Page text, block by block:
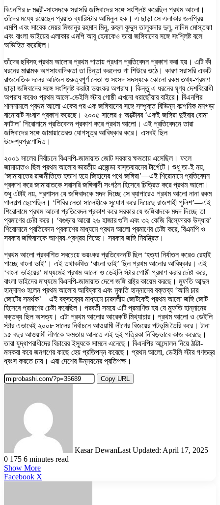
বিএনপির ৮ মন্ত্রী-সাংসদকে সরাসরি জঙ্গিবাদের সঙ্গে সংশ্লিষ্ট করেছিল প্রথম আলো।
তাঁদের মধ্যে রয়েছেন প্রয়াত ব্যারিস্টার আমিনুল হক। এ ছাড়া সে এলাকার জনপ্রিয়
এমপি এবং সাবেক মেয়র মিজানুর রহমান মিনু, রুহুল কুদ্দুস তালুকদার দুলু, নাদিম মোস্তফা
এবং বাংলা ভাইয়ের এলাকার এমপি আবু হেনাকেও তারা জঙ্গিবাদের সঙ্গে সংশ্লিষ্ট বলে
অভিহিত করেছিল।
তাঁদের ছবিসহ প্রথম আলোর প্রথম পাতায় প্রধান প্রতিবেদন প্রকাশ করা হয়। এটি কী
ধরনের মারাত্মক অপসাংবাদিকতা তা চিন্তা করলেও গা শিউরে ওঠে। কারণ সরাসরি একটি
রাজনৈতিক দলের আটজন গুরুত্বপূর্ণ নেতা ও সংসদ সদস্যকে কোনো রকম তথ্য-প্রমাণ
ছাড়া জঙ্গিবাদের সঙ্গে সংশ্লিষ্ট করাটা ভয়ংকর অপরাধ। কিন্তু এ ধরনের ঘৃণ্য দেশবিরোধী
অপরাধ করেও প্রথম আলো-ডেইলি স্টার গোষ্ঠী এখনো ধরাছোঁয়ার বাইরে। বিএনপির
শাসনামলে প্রথম আলো একের পর এক জঙ্গিবাদের সঙ্গে সম্পৃক্ত বিভিন্ন কাল্পনিক মনগড়া
বানোয়াট সংবাদ প্রকাশ করেছে। ২০০৫ সালের ৫ অক্টোবর ‘একই জঙ্গিরা দুইবার বোমা
ফাটাল’ শিরোনামে প্রতিবেদন প্রকাশ করে প্রথম আলো। এই প্রতিবেদনে তারা
জঙ্গিবাদের সঙ্গে জামায়াতেরও যোগসূত্র আবিষ্কার করে। এসবই ছিল
উদ্দেশ্যপ্রণোদিত।
২০০১ সালের নির্বাচনে বিএনপি-জামায়াত জোট সরকার ক্ষমতায় এসেছিল। ফলে
জামায়াতও ছিল প্রথম আলোর ভারতীয় এজেন্ডা বাস্তবায়নের টার্গেটে। শুধু তা-ই নয়,
‘জামায়াতের রাজনীতিতে হতাশ হয়ে জিহাদের পথে জঙ্গিরা’—এই শিরোনামে প্রতিবেদন
প্রকাশ করে জামায়াতকে সরাসরি জঙ্গিবাদী সংগঠন হিসেবে চিত্রিত করে প্রথম আলো।
শুধু এটাই নয়, প্রশাসন যে জঙ্গিবাদকে মদদ দিচ্ছে সে ব্যাপারেও প্রথম আলো নানা রকম
গালগল্প ছেপেছিল। ‘শিবির নেতা সালেহীকে সুযোগ করে দিয়েছে রাজশাহী পুলিশ’—এই
শিরোনামে প্রথম আলো প্রতিবেদন প্রকাশ করে সরকার যে জঙ্গিবাদকে মদদ দিচ্ছে তা
প্রমাণের চেষ্টা করে। ‘বগুড়ায় আরো ২৬ হাজার গুলি এবং ৩২ কেজি বিস্ফোরক উদ্ধার’
শিরোনামে প্রতিবেদন প্রকাশের মাধ্যমে প্রথম আলো প্রমাণের চেষ্টা করে, বিএনপি ও
সরকার জঙ্গিবাদকে আশ্রয়-প্রশ্রয় দিচ্ছে। সরকার জঙ্গি নিয়ন্ত্রিত।
প্রথম আলো প্রকাশিত সবচেয়ে ভয়ংকর প্রতিবেদনটি ছিল ‘হত্যা নির্যাতন করেও রেহাই
পাচ্ছে বাংলা ভাই’। এই তথাকথিত ‘বাংলা ভাই’ ছিল প্রথম আলোর আবিষ্কার। এই
‘বাংলা ভাইয়ের’ মাধ্যমেই প্রথম আলো ও ডেইলি স্টার গোষ্ঠী প্রমাণ করার চেষ্টা করে,
বাংলা ভাইদের মাধ্যমে বিএনপি-জামায়াত দেশে জঙ্গি রাষ্ট্র কায়েম করছে। মুফতি আব্দুল
হান্নানও হলেন প্রথম আলোর আবিষ্কার এবং মুফতি হান্নানের বক্তব্য ‘আমি চার
জোটের সমর্থক’—এই বক্তব্যের মাধ্যমে চারদলীয় জোটকেই প্রথম আলো জঙ্গি জোট
হিসেবে প্রমাণের চেষ্টা করেছিল। পরবর্তী সময়ে এটি প্রমাণিত হয় যে মুফতি হান্নানের
বক্তব্য ছিল অসত্য। এটা প্রথম আলোর আরেকটি মিথ্যাচার। প্রথম আলো ও ডেইলি
স্টার এভাবেই ২০০৮ সালের নির্বাচনে আওয়ামী লীগের বিজয়ের পটভূমি তৈরি করে। টানা
১৫ বছর আওয়ামী লীগকে ক্ষমতায় আনতে এই দুই পত্রিকা নিবিড়ভাবে কাজ করেছে।
তারা যুদ্ধাপরাধীদের বিচারের ইস্যুকে সামনে এনেছে। বিএনপির আন্দোলন নিয়ে ঠাট্টা-
মসকরা করে জনগণের কাছে হেয় প্রতিপন্ন করেছে। প্রথম আলো, ডেইলি স্টার গণতন্ত্র
ধ্বংস করতে চায়। এরা দেশের উন্নয়নের প্রতিপক্ষ।
Copy URL
Kasar DewanLast Updated: April 17, 2025
0 175 6 minutes read
Show More
Facebook X